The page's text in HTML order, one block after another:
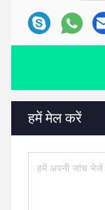
हमें मेल करें